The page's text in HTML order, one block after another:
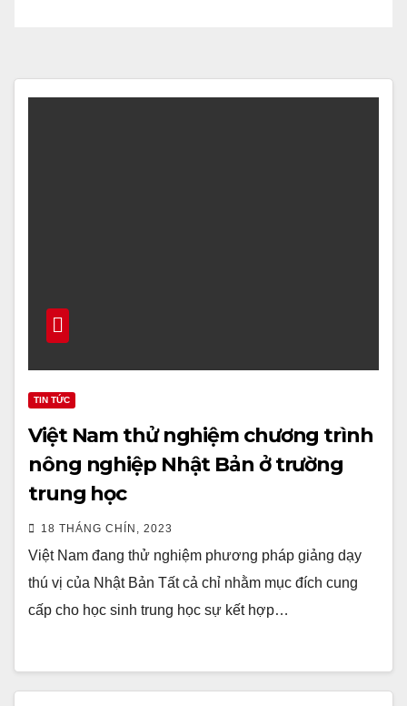
TIN TỨC
Việt Nam thử nghiệm chương trình
nông nghiệp Nhật Bản ở trường
trung học
18 THÁNG CHÍN, 2023
Việt Nam đang thử nghiệm phương pháp giảng dạy
thú vị của Nhật Bản Tất cả chỉ nhằm mục đích cung
cấp cho học sinh trung học sự kết hợp…